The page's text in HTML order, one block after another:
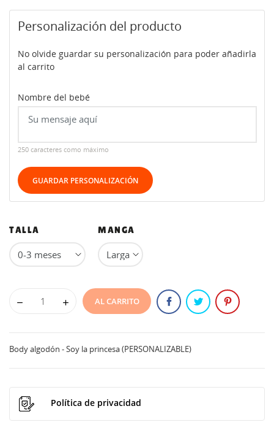
Personalización del producto
No olvide guardar su personalización para poder añadirla
al carrito
Nombre del bebé
250 caracteres como máximo
GUARDAR PERSONALIZACIÓN
TALLA MANGA
AL CARRITO
Body algodón - Soy la princesa (PERSONALIZABLE)
Política de privacidad